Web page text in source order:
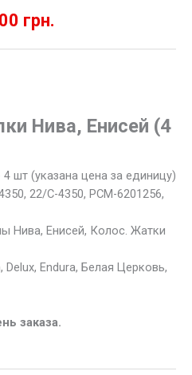
грн.
Нива, Енисей (4
шт (указана цена за единицу)
22/С-4350, РСМ-6201256,
Нива, Енисей, Колос. Жатки
Delux, Endura, Белая Церковь,
заказа.